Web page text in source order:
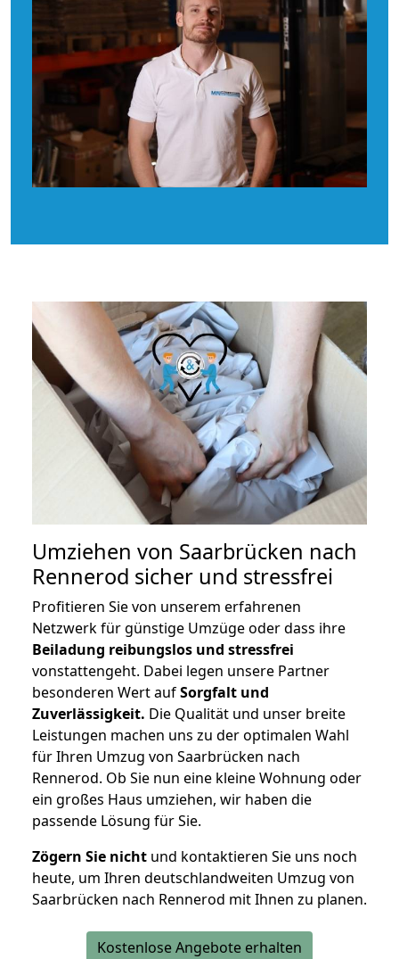
Umziehen von Saarbrücken nach
Rennerod sicher und stressfrei
Profitieren Sie von unserem erfahrenen
Netzwerk für günstige Umzüge oder dass ihre
Beiladung reibungslos und stressfrei
vonstattengeht. Dabei legen unsere Partner
besonderen Wert aufSorgfalt und
Zuverlässigkeit. Die Qualität und unser breite
Leistungen machen uns zu der optimalen Wahl
für Ihren Umzug von Saarbrücken nach
Rennerod. Ob Sie nun eine kleine Wohnung oder
ein großes Haus umziehen, wir haben die
passende Lösung für Sie.
Zögern Sie nicht und kontaktieren Sie uns noch
heute, um Ihren deutschlandweiten Umzug von
Saarbrücken nach Rennerod mit Ihnen zu planen.
Kostenlose Angebote erhalten